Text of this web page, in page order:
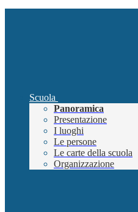
Scuola
Panoramica
Presentazione
I luoghi
Le persone
Le carte della scuola
Organizzazione